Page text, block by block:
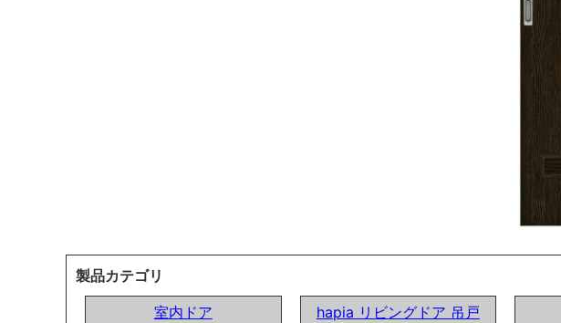
製品カテゴリ
室内ドア
hapia リビングドア 吊戸